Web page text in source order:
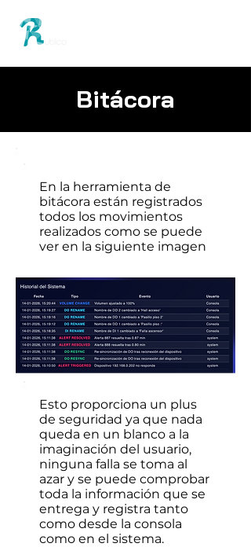
Bitácora
En la herramienta de
bitácora están registrados
todos los movimientos
realizados como se puede
ver en la siguiente imagen
Esto proporciona un plus
de seguridad ya que nada
queda en un blanco a la
imaginación del usuario,
ninguna falla se toma al
azar y se puede comprobar
toda la información que se
entrega y registra tanto
como desde la consola
como en el sistema.